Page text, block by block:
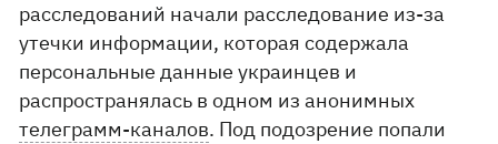
расследований начали расследование из-за
утечки информации, которая содержала
персональные данные украинцев и
распространялась в одном из анонимных
телеграмм-каналов. Под подозрение попали